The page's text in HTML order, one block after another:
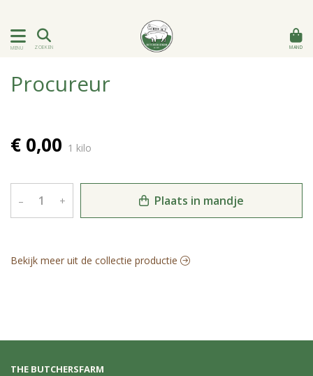
MENU ZOEKEN MAND
Procureur
€ 0,00 1 kilo
– + Plaats in mandje
Bekijk meer uit de collectie productie
THE BUTCHERSFARM